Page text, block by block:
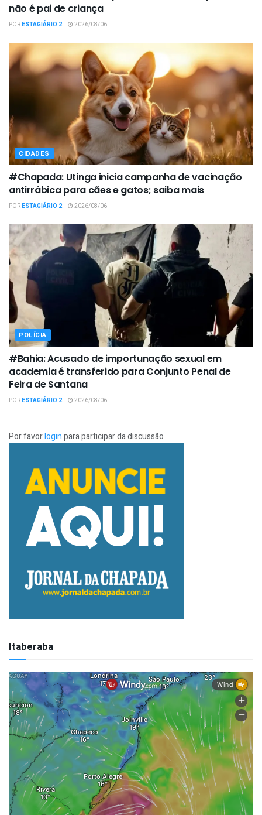
não é pai de criança
PORESTAGIÁRIO 2 2026/08/06
CIDADES
#Chapada: Utinga inicia campanha de vacinação
antirrábica para cães e gatos; saiba mais
PORESTAGIÁRIO 2 2026/08/06
POLÍCIA
#Bahia: Acusado de importunação sexual em
academia é transferido para Conjunto Penal de
Feira de Santana
PORESTAGIÁRIO 2 2026/08/06
Por favorloginpara participar da discussão
Itaberaba